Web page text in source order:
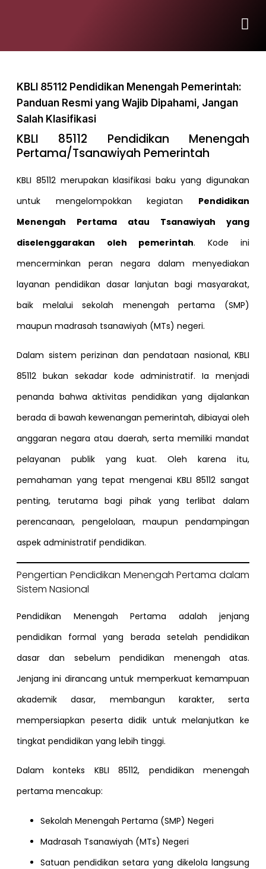
KBLI 85112 Pendidikan Menengah Pemerintah:
Panduan Resmi yang Wajib Dipahami, Jangan
Salah Klasifikasi
KBLI 85112 Pendidikan Menengah
Pertama/Tsanawiyah Pemerintah
KBLI 85112 merupakan klasifikasi baku yang digunakan
untuk mengelompokkan kegiatan Pendidikan
Menengah Pertama atau Tsanawiyah yang
diselenggarakan oleh pemerintah. Kode ini
mencerminkan peran negara dalam menyediakan
layanan pendidikan dasar lanjutan bagi masyarakat,
baik melalui sekolah menengah pertama (SMP)
maupun madrasah tsanawiyah (MTs) negeri.
Dalam sistem perizinan dan pendataan nasional, KBLI
85112 bukan sekadar kode administratif. Ia menjadi
penanda bahwa aktivitas pendidikan yang dijalankan
berada di bawah kewenangan pemerintah, dibiayai oleh
anggaran negara atau daerah, serta memiliki mandat
pelayanan publik yang kuat. Oleh karena itu,
pemahaman yang tepat mengenai KBLI 85112 sangat
penting, terutama bagi pihak yang terlibat dalam
perencanaan, pengelolaan, maupun pendampingan
aspek administratif pendidikan.
Pengertian Pendidikan Menengah Pertama dalam
Sistem Nasional
Pendidikan Menengah Pertama adalah jenjang
pendidikan formal yang berada setelah pendidikan
dasar dan sebelum pendidikan menengah atas.
Jenjang ini dirancang untuk memperkuat kemampuan
akademik dasar, membangun karakter, serta
mempersiapkan peserta didik untuk melanjutkan ke
tingkat pendidikan yang lebih tinggi.
Dalam konteks KBLI 85112, pendidikan menengah
pertama mencakup:
Sekolah Menengah Pertama (SMP) Negeri
Madrasah Tsanawiyah (MTs) Negeri
Satuan pendidikan setara yang dikelola langsung